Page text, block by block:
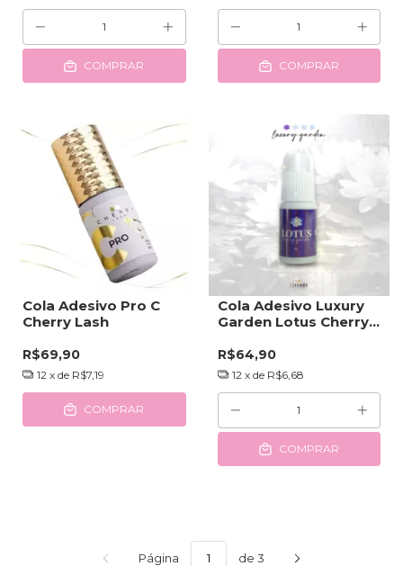
COMPRAR COMPRAR
Cola Adesivo Pro C
Cherry Lash
R$69,90
12 x de R$7,19
COMPRAR
Cola Adesivo Luxury
Garden Lotus Cherry
R$64,90
12 x de R$6,68
COMPRAR
Página de 3